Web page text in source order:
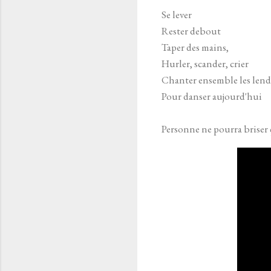
Se lever
Rester debout
Taper des mains,
Hurler, scander, crier
Chanter ensemble les
Pour danser aujourd'hui
Personne ne pourra briser